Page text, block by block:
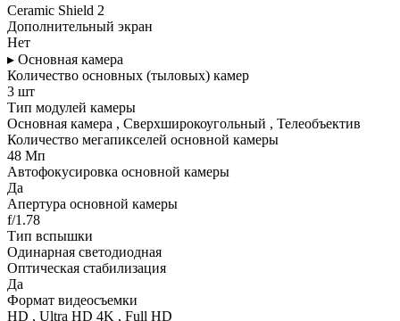
Ceramic Shield 2
Дополнительный экран
Нет
▸ Основная камера
Количество основных (тыловых) камер
3 шт
Тип модулей камеры
Основная камера , Сверхширокоугольный , Телеобъектив
Количество мегапикселей основной камеры
48 Мп
Автофокусировка основной камеры
Да
Апертура основной камеры
f/1.78
Тип вспышки
Одинарная светодиодная
Оптическая стабилизация
Да
Формат видеосъемки
HD , Ultra HD 4K , Full HD